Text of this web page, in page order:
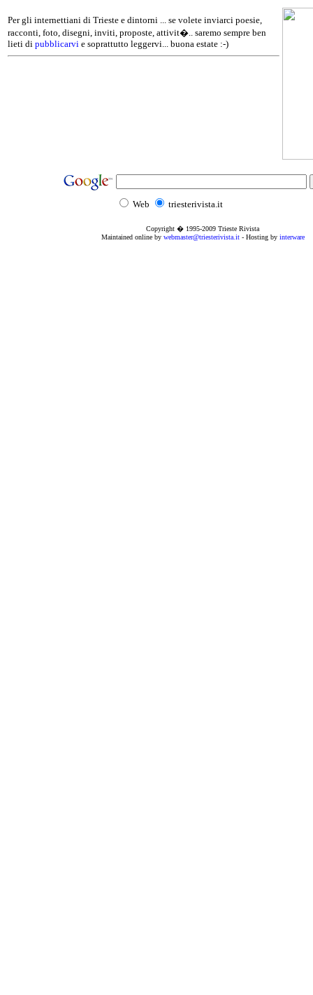
Per gli internettiani di Trieste e dintorni ... se volete inviarci poesie,
racconti, foto, disegni, inviti, proposte, attivit�.. saremo sempre ben
lieti di pubblicarvi e soprattutto leggervi... buona estate :-)
Web triesterivista.it
Copyright � 1995-2009 Trieste Rivista
Maintained online by webmaster@triesterivista.it- Hosting by interware